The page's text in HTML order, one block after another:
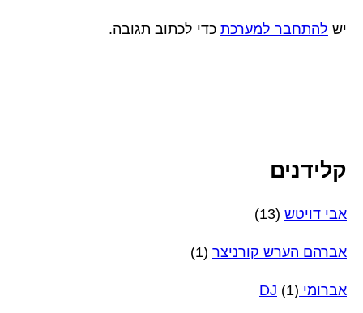
יש להתחבר למערכת כדי לכתוב תגובה.
קלידנים
אבי דויטש (13)
אברהם הערש קורניצר (1)
אברומי DJ (1)